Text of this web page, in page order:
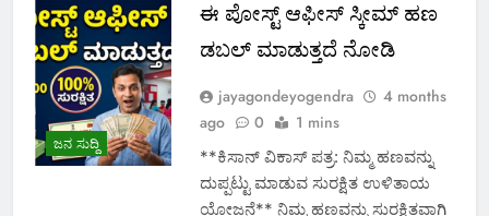
ಜನ ಸುದ್ದಿ
ಈ ಪೋಸ್ಟ್ ಆಫೀಸ್ ಸ್ಕೀಮ್ ಹಣ
ಡಬಲ್ ಮಾಡುತ್ತದೆ ನೋಡಿ
jayagondeyogendra
4 months
ago
0 1 mins
**ಕಿಸಾನ್ ವಿಕಾಸ್ ಪತ್ರ: ನಿಮ್ಮ ಹಣವನ್ನು
ದುಪ್ಪಟ್ಟು ಮಾಡುವ ಸುರಕ್ಷಿತ ಉಳಿತಾಯ
ಯೋಜನೆ** ನಿಮ್ಮ ಹಣವನ್ನು ಸುರಕ್ಷಿತವಾಗಿ